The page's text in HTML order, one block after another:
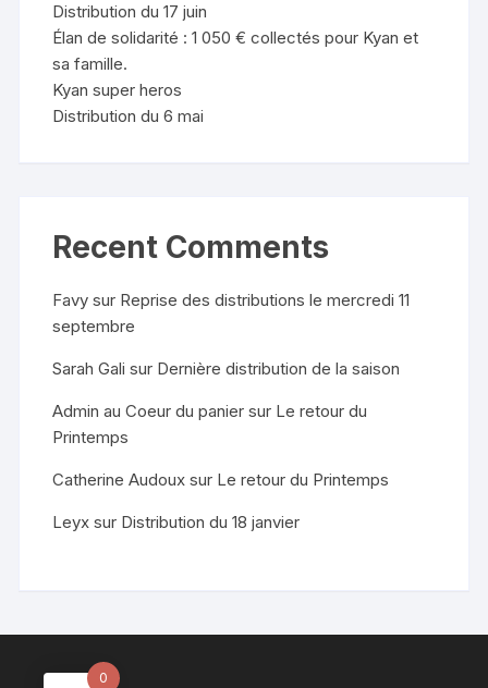
Distribution du 17 juin
Élan de solidarité : 1 050 € collectés pour Kyan et
sa famille.
Kyan super heros
Distribution du 6 mai
Recent Comments
Favy sur Reprise des distributions le mercredi 11
septembre
Sarah Gali sur Dernière distribution de la saison
Admin au Coeur du panier sur Le retour du
Printemps
Catherine Audoux sur Le retour du Printemps
Leyx sur Distribution du 18 janvier
0